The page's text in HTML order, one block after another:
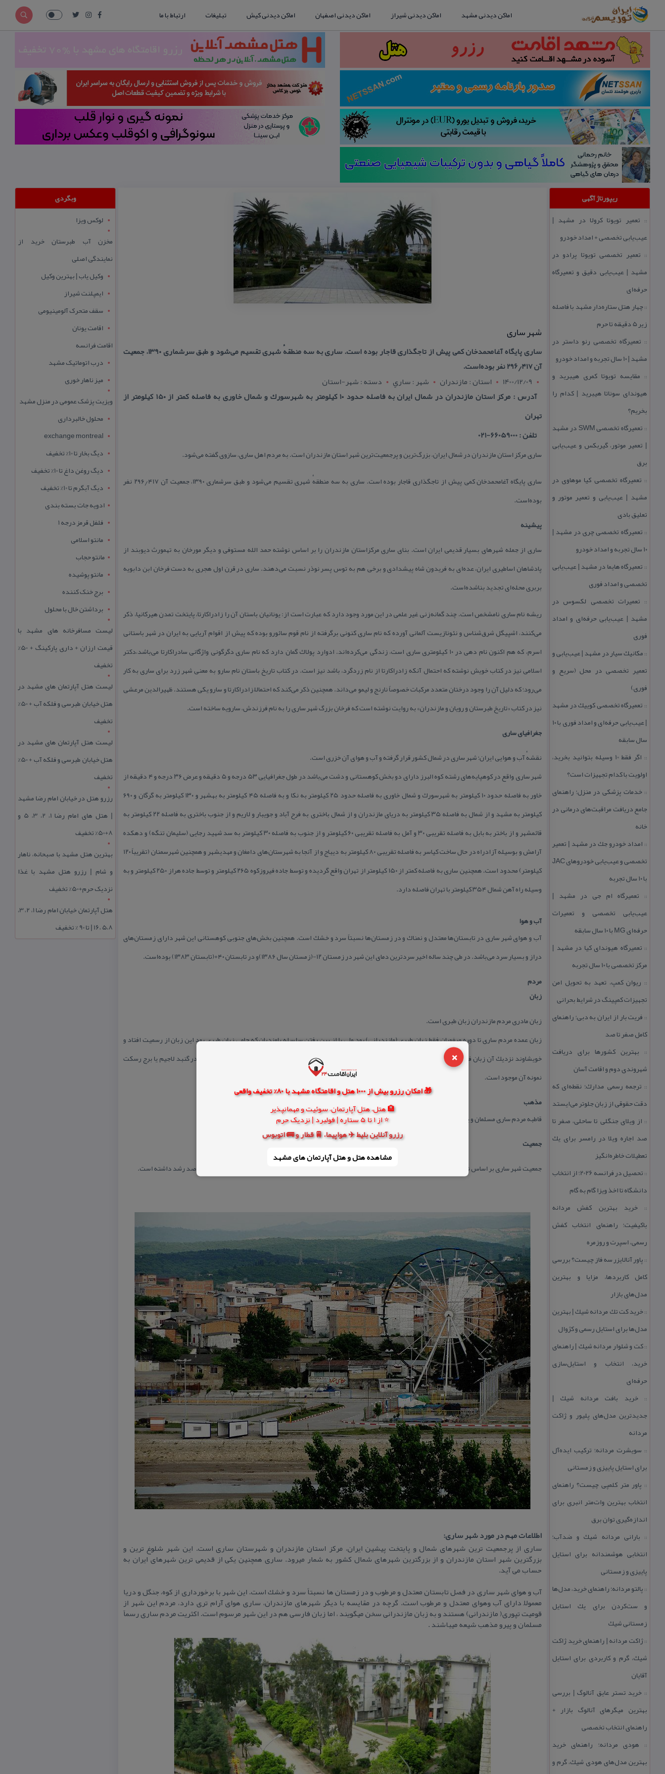
×
🎁 امکان رزرو بیش از 1000 هتل و اقامتگاه مشهد با 80% تخفیف واقعی
🏨 هتل، هتل آپارتمان، سوئیت و مهمانپذیر
⭐ از 1 تا 5 ستاره | فولبرد | نزدیک حرم
رزرو آنلاین بلیط ✈️ هواپیما، 🚆 قطار و 🚌 اتوبوس
مشاهده هتل و هتل‌ آپارتمان های مشهد
اماکن دیدنی مشهد اماکن دیدنی شیراز اماکن دیدنی اصفهان اماکن دیدنی کیش تبلیغات ارتباط با ما
ریپورتاژ آگهی
:: تعمیر تویوتا كرولا در مشهد |
عیب‌یابی تخصصی + امداد خودرو
:: تعمیر تخصصی تویوتا پرادو در
مشهد | عیب‌یابی دقیق و تعمیرگاه
حرفه‌ای
::چهار هتل‌ ستاره‌دار مشهد با فاصله
زیر 5 دقیقه تا حرم
:: تعمیرگاه تخصصی رنو داستر در
مشهد | ۱۰ سال تجربه و امداد خودرو
:: مقایسه تویوتا كمری هیبرید و
هیوندای سوناتا هیبرید | كدام را
بخریم؟
::
تعمیرگاه تخصصی SWM در مشهد
| تعمیر موتور، گیربكس و عیب‌یابی
برق
:: تعمیرگاه تخصصی كیا موهاوی در
مشهد | عیب‌یابی و تعمیر موتور و
تعلیق بادی
:: تعمیرگاه تخصصی چری در مشهد |
۱۰ سال تجربه و امداد خودرو
:: تعمیرگاه هایما در مشهد | عیب‌یابی
تخصصی و امداد فوری
:: تعمیرات تخصصی لكسوس در
مشهد | عیب‌یابی حرفه‌ای و امداد
فوری
:: مكانیك سیار در مشهد | عیب‌یابی و
تعمیر تخصصی در محل (سریع و
فوری)
:: تعمیرگاه تخصصی كوییك در مشهد
| عیب‌یابی حرفه‌ای و امداد فوری با ۱۰
سال سابقه
::
اگر فقط 10 وسیله بتوانید بخرید،
اولویت با كدام تجهیزات است؟
:: خدمات پزشكی در منزل؛ راهنمای
جامع دریافت مراقبت‌های درمانی در
خانه
:: امداد خودرو جك در مشهد | تعمیر
تخصصی و عیب‌یابی خودروهای JAC
با ۱۰ سال تجربه
:: تعمیرگاه ام جی در مشهد |
عیب‌یابی تخصصی و تعمیرات
حرفه‌ای MG با ۱۰ سال سابقه
:: تعمیرگاه هیوندای كیا در مشهد |
مركز تخصصی با ۱۰ سال تجربه
:: ریوان كمپ، تعهد به تحویل امن
تجهیزات كمپینگ در شرایط بحرانی
:: فریت بار از ایران به دبی؛ راهنمای
كامل صفر تا صد
:: بهترین كشورها برای دریافت
شهروندی دوم و اقامت آسان
:: ترجمه رسمی مدارك؛ نقطه‌ای كه
دقت حقوقی از زبان جلوتر می‌ایستد
:: از ویلای جنگلی تا ساحلی، صفر تا
صد اجاره ویلا در رامسر برای یك
تعطیلات خاطره‌انگیز
::
تحصیل در فرانسه 2026؛ از انتخاب
دانشگاه تا اخذ ویزا گام به گام
::خرید بهترین كفش مردانه
باكیفیت؛ راهنمای انتخاب كفش
رسمی، اسپرت و روزمره
:: پاور آنالایزر سه فاز چیست؟ بررسی
كامل كاربردها، مزایا و بهترین
مدل‌های بازار
::خرید كت تك مردانه شیك | بهترین
مدل‌ها برای استایل رسمی و كژوال
::كت و شلوار مردانه شیك | راهنمای
خرید، انتخاب و استایل‌سازی
حرفه‌ای
::خرید بافت مردانه شیك |
جدیدترین مدل‌های پلیور و ژاكت
مردانه
:: سویشرت مردانه؛ تركیب ایده‌آل
برای استایل پاییزی و زمستانی
:: پاور متر كلمپی چیست؟ راهنمای
انتخاب بهترین وات‌متر انبری برای
اندازه‌گیری توان برق
:: بارانی مردانه شیك و ضدآب؛
انتخابی هوشمندانه برای استایل
پاییزی و زمستانی
:: پالتو مردانه؛ راهنمای خرید، مدل‌ها
و ست‌كردن برای یك استایل
زمستانی شیك
::ژاكت مردانه | راهنمای خرید ژاكت
شیك، گرم و كاربردی برای استایل
آقایان
:: خرید تستر عایق آنالوگ | بررسی
بهترین میگرهای آنالوگ بازار +
راهنمای انتخاب تخصصی
:: هودی مردانه؛ راهنمای خرید
بهترین مدل‌های هودی شیك، گرم و
شهر ساری
ساری پایگاه آغامحمدخان كمی پیش از تاجگذاری قاجار بوده است. ساری به سه منطقهٔ شهری تقسیم می‌شود و طبق سرشماری ۱۳۹۰، جمعیت
آن ۲۹۶٫۴۱۷ نفر بوده‌است.
1400/12/09
استان : مازندران شهر : ساري
دسته : شهر-استان
آدرس : مركز استان مازندران در شمال ایران به فاصله حدود ۱۰ كیلومتر به شهرسورك و شمال خاوری به فاصله كمتر از ۱۵۰ كیلومتر از
تهران
تلفن : 66059000-021
ساری مركز استان مازندران در شمال ایران، بزرگ‌ترین و پرجمعیت‌ترین شهر استان مازندران است. به مردم اهل ساری، سارَوی گفته می‌شود.
ساری پایگاه آغامحمدخان كمی پیش از تاجگذاری قاجار بوده است. ساری به سه منطقهٔ شهری تقسیم می‌شود و طبق سرشماری ۱۳۹۰، جمعیت آن ۲۹۶٫۴۱۷ نفر
بوده‌است.
پیشینه
ساری از جمله شهرهای بسیار قدیمی ایران است. بنای ساری مركزاستان مازندران را بر اساس نوشته حمد الله مستوفی و دیگر مورخان به تهمورث دیوبند از
پادشاهان اساطیری ایران، عده‌ای به فریدون شاه پیشدادی و برخی هم به توس پسر نوذر نسبت می‌دهند. ساری در قرن اول هجری به دست فرخان ابن دابویه
بربری محله‌ای تجدید بناشده‌است.
ریشه نام ساری نامشخص است. چند گمانه‌زنی غیر علمی در این مورد وجود دارد كه عبارت است از: یونانیان باستان آن را زادراكارتا، پایتخت تمدن هیركانیا، ذكر
می‌كنند، اشپیگل شرق‌شناس و نئونازیست آلمانی آورده كه نام ساری كنونی برگرفته از نام قوم سائورو بوده كه پیش از اقوام آریایی به ایران در شهر باستانی
اسرم، كه هم اكنون نام دهی در ۱۰ كیلومتری ساری است، زندگی می‌كرده‌اند. ادوارد پولاك گمان دارد كه نام ساری دگرگونی واژگانی سادراكارتا می‌باشد،دكتر
اسلامی نیز در كتاب خویش نوشته كه احتمال آنكه زادراكارتا از نام زردگرد، باشد نیز است. در كتاب تاریخ باستان نام سارو به معنی شهر زرد برای ساری به كار
می‌رود؛ كه دلیل آن را وجود درختان متعدد مركبات خصوصاً نارنج و لیمو می‌داند. همچنین ذكر می‌كند كه احتمالاً زادراكارتا و سارو یكی هستند. ظهیرالدین مرعشی
نیز در كتاب «تاریخ طبرستان و رویان و مازندران» به روایت نوشته است كه فرخان بزرگ شهر ساری را به نام فرزندش، سارویه ساخته است.
جغرافیای ساری
نقشهٔ آب و هوایی ایران؛ شهر ساری در شمال كشور قرار گرفته و آب و هوای آن خزری است.
شهر ساری واقع در كوهپایه‌های رشته كوه البرز دارای دو بخش كوهستانی و دشت می‌باشد در طول جغرافیایی ۵۳ درجه و ۵ دقیقه و عرض ۳۶ درجه و ۴ دقیقه از
خاور به فاصله حدود ۱۰ كیلومتر به شهرسورك و شمال خاوری به فاصله حدود ۲۵ كیلومتر به نكا و به فاصله ۴۵ كیلومتر به بهشهر و ۱۳۰ كیلومتر به گرگان و ۶۹۰
كیلومتر به مشهد و از شمال به فاصله ۳۵ كیلومتر به دریای مازندران و از شمال باختری به فرح آباد و جویبار و لاریم و از جنوب باختری به فاصله ۲۲ كیلومتر به
قائمشهر و از باختر به بابل به فاصله تقریبی ۳۰ و آمل به فاصله تقریبی ۶۰ كیلومتر و از جنوب به فاصله ۳۰ كیلومتر به سد شهید رجایی (سلیمان تنگه) و دهكده
آرامش و بوسیله آزادراه در حال ساخت كیاسر به فاصله تقریبی ۸۰ كیلومتر به دیباج و از آنجا به شهرستان‌های دامغان و مهدیشهر و همچنین شهرسمنان (تقریباً ۱۲۰
كیلومتر) محدود است. همچنین ساری به فاصله كمتر از ۱۵۰ كیلومتر از تهران واقع گردیده و توسط جاده فیروزكوه ۲۶۵ كیلومتر و توسط جاده هراز ۲۵۰ كیلومتر و به
وسیله راه آهن شمال ۳۵۴ كیلومتر با تهران فاصله دارد.
آب و هوا
آب و هوای شهر ساری در تابستان‌ها معتدل و نمناك و در زمستان‌ها نسبتاً سرد و خشك است. همچنین بخش‌های جنوبی كوهستانی این شهر دارای زمستان‌های
دراز و بسیار سرد می‌باشد. در طی چند ساله اخیر سردترین دمای این شهر در زمستان ۱۲-(زمستان سال ۱۳۸۶)و در تابستان ۴۰+(تابستان ۱۳۸۳) بوده‌است.
مردم
زبان
زبان مادری مردم مازندران زبان طبری است.
زبان عمده مردم ساری تا دوره صفویان فقط زبان طبری (مازندرانی) بود ولی با از بین رفتن سلسله باوندیان كه حامی زبان طبری بود این زبان از رسمیت افتاد و
خویشاوند نزدیك آن زبان فارسی جایگزین آن شد. تا قبل از سقوط باوندیان زبان مازندرانی با خط پهلوی نگاشته می‌شد و هنوز هم در گنبد لاجیم یا برج رسكت
نمونه آن موجود است.
مذهب
قاطبه مردم ساری مسلمان و پیرو مذهب شیعه دوازده‌امامی می‌باشند.
جمعیت
جمعیت شهر ساری بر اساس نتایج سرشماری عمومی نفوس و مسكن سال ۱۳۹۰، ۲۹۶٬۴۱۷ نفر بوده است كه از سال ۸۵ تا به حال ۲٫۵۵ درصد رشد داشته است.
اطلاعات مهم در مورد شهر ساری:
ساری از پرجمعیت ترین شهرهای شمال و پایتخت پیشین ایران، مركز استان مازندران و شهرستان ساری است. این شهر شلوغ ترین و
بزرگترین شهر استان مازندران و از بزرگترین شهرهای شمال كشور به شمار میرود. ساری همچنین یكی از قدیمی ترین شهرهای ایران به
حساب می آید.
آب و هوای شهر ساری در فصل تابستان معتدل و مرطوب و در زمستان ها نسبتاً سرد و خشك است. این شهر با برخورداری از كوه، جنگل و دریا
معمولاََ دارای آب وهوای معتدل و مرطوب است. گرچه در مقایسه با دیگر شهرهای مازندران، ساری هوای آرام تری دارد، مردم این شهر از
قومیت تپوری( مازندرانی) هستند و به زبان مازندرانی سخن میگویند ، اما زبان فارسی هم در این شهر مرسوم است. اكثریت مردم ساری رسماََ
مسلمان و پیرو مذهب شیعه میباشند .
وبگردی
لوکس ویزا
مخزن آب طبرستان خرید از
نمایندگی اصلی
وکیل یاب | بهترین وکیل
ایمپلنت شیراز
سقف متحرک آلومینیومی
اقامت یونان
اقامت فرانسه
درب اتوماتیک مشهد
میز ناهار خوری
ویزیت پزشک عمومی در منزل مشهد
محلول خالبرداری
exchange montreal
دیگ بخار تا 10% تخفیف
دیگ روغن داغ تا 10% تخفیف
دیگ آبگرم تا 10% تخفیف
ادویه جات بسته بندی
فلفل قرمز درجه 1
مانتو اسلامی
مانتو حجاب
مانتو پوشیده
برج خنک کننده
برداشتن خال با محلول
لیست مسافرخانه های مشهد با
قیمت ارزان + داری پارکینگ + 50%
تخفیف
لیست هتل آپارتمان های مشهد در
هتل خیابان طبرسی و فلکه آب + 50%
تخفیف
لیست هتل آپارتمان های مشهد در
هتل خیابان طبرسی و فلکه آب + 50%
تخفیف
رزرو هتل در خیابان امام رضا مشهد
| هتل‌ های امام رضا 1، 2، 3، 5 و
8+50% تخفیف
بهترین هتل مشهد با صبحانه، ناهار
و شام | رزرو هتل مشهد با غذا
نزدیک حرم+50% تخفیف
هتل آپارتمان خیابان امام رضا 1، 2، 3،
5،8 ،16 | تا 90 % تخفیف